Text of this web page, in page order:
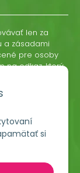
si
len za
a zásadami
pre osoby
na odkaz, ktorý
z